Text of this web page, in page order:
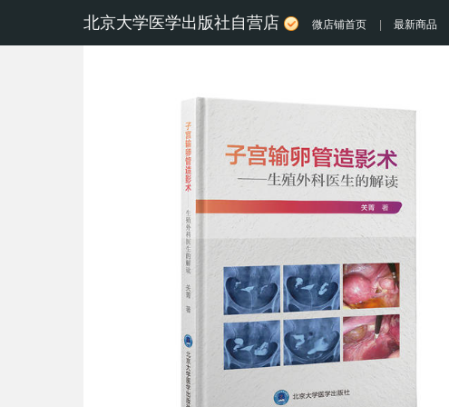
北京大学医学出版社自营店 微店铺首页 最新商品